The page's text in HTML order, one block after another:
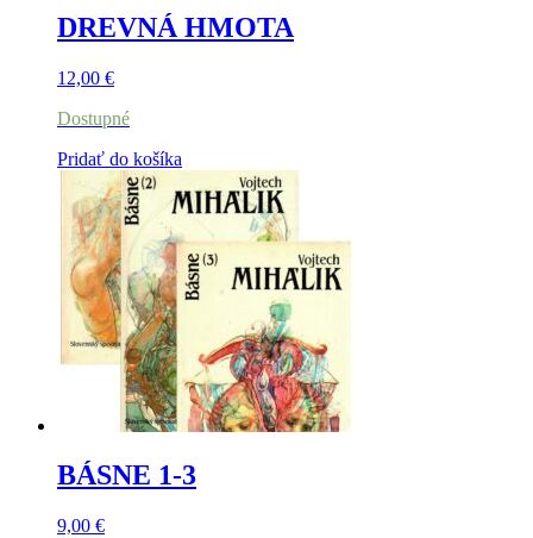
DREVNÁ HMOTA
12,00 €
Dostupné
Pridať do košíka
BÁSNE 1-3
9,00 €